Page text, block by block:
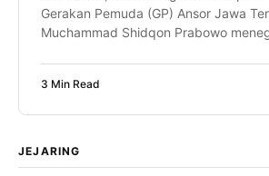
Gerakan Pemuda (GP) Ansor Jawa
Muchammad Shidqon Prabowo
memberikan manfaat bagi
(SUSBALAN) PW GP Ansor Jawa
3 Min Read
JEJARING